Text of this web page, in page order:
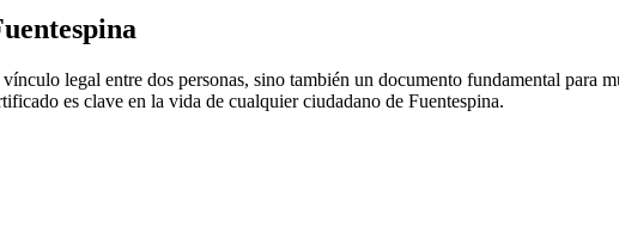
legal entre dos personas, sino también un documento fundamental para
es clave en la vida de cualquier ciudadano de Fuentespina.